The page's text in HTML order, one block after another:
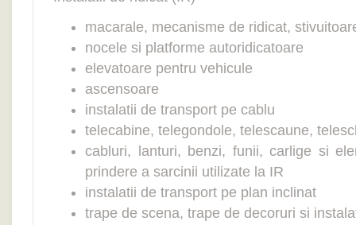
macarale, mecanisme de ridicat,
nocele si platforme autoridicatoare
elevatoare pentru vehicule
ascensoare
instalatii de transport pe cablu
telecabine, telegondole, telescaune,
cabluri, lanturi, benzi, funii, carlige si
prindere a sarcinii utilizate la IR
instalatii de transport pe plan inclinat
trape de scena, trape de decoruri si